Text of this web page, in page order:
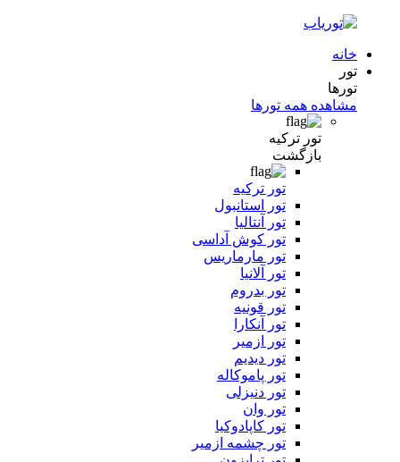
خانه
تور
تورها
مشاهده همه تورها
تور ترکیه
بازگشت
تور ترکیه
تور استانبول
تور آنتالیا
تور کوش آداسی
تور مارماریس
تور آلانیا
تور بدروم
تور قونیه
تور آنکارا
تور ازمیر
تور دیدیم
تور پاموکاله
تور دنیزلی
تور وان
تور کاپادوکیا
تور چشمه ازمیر